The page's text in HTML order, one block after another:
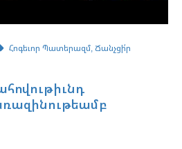
Հոգեւոր Պատերազմ, Ճանչցի՛ր